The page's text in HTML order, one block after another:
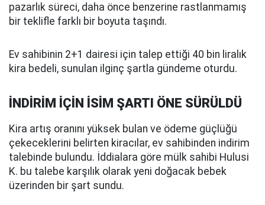
pazarlık süreci, daha önce benzerine rastlanmamış
bir teklifle farklı bir boyuta taşındı.
Ev sahibinin 2+1 dairesi için talep ettiği 40 bin liralık
kira bedeli, sunulan ilginç şartla gündeme oturdu.
İNDİRİM İÇİN İSİM ŞARTI ÖNE SÜRÜLDÜ
Kira artış oranını yüksek bulan ve ödeme güçlüğü
çekeceklerini belirten kiracılar, ev sahibinden indirim
talebinde bulundu. İddialara göre mülk sahibi Hulusi
K. bu talebe karşılık olarak yeni doğacak bebek
üzerinden bir şart sundu.